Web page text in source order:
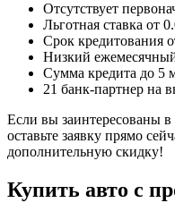
Отсутствует
Льготная ставка от
Срок кредитования
Низкий
Сумма кредита до 5
21 банк-партнер на
Если вы заинтересованы в
оставьте заявку прямо
дополнительную скидку!
Купить авто с